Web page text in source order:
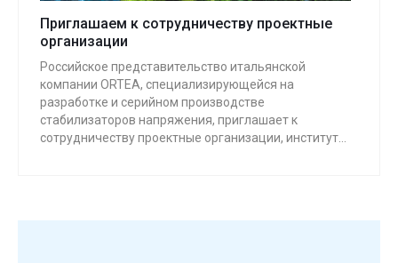
Приглашаем к сотрудничеству проектные
организации
Российское представительство итальянской
компании ORTEA, специализирующейся на
разработке и серийном производстве
стабилизаторов напряжения, приглашает к
сотрудничеству проектные организации, институты